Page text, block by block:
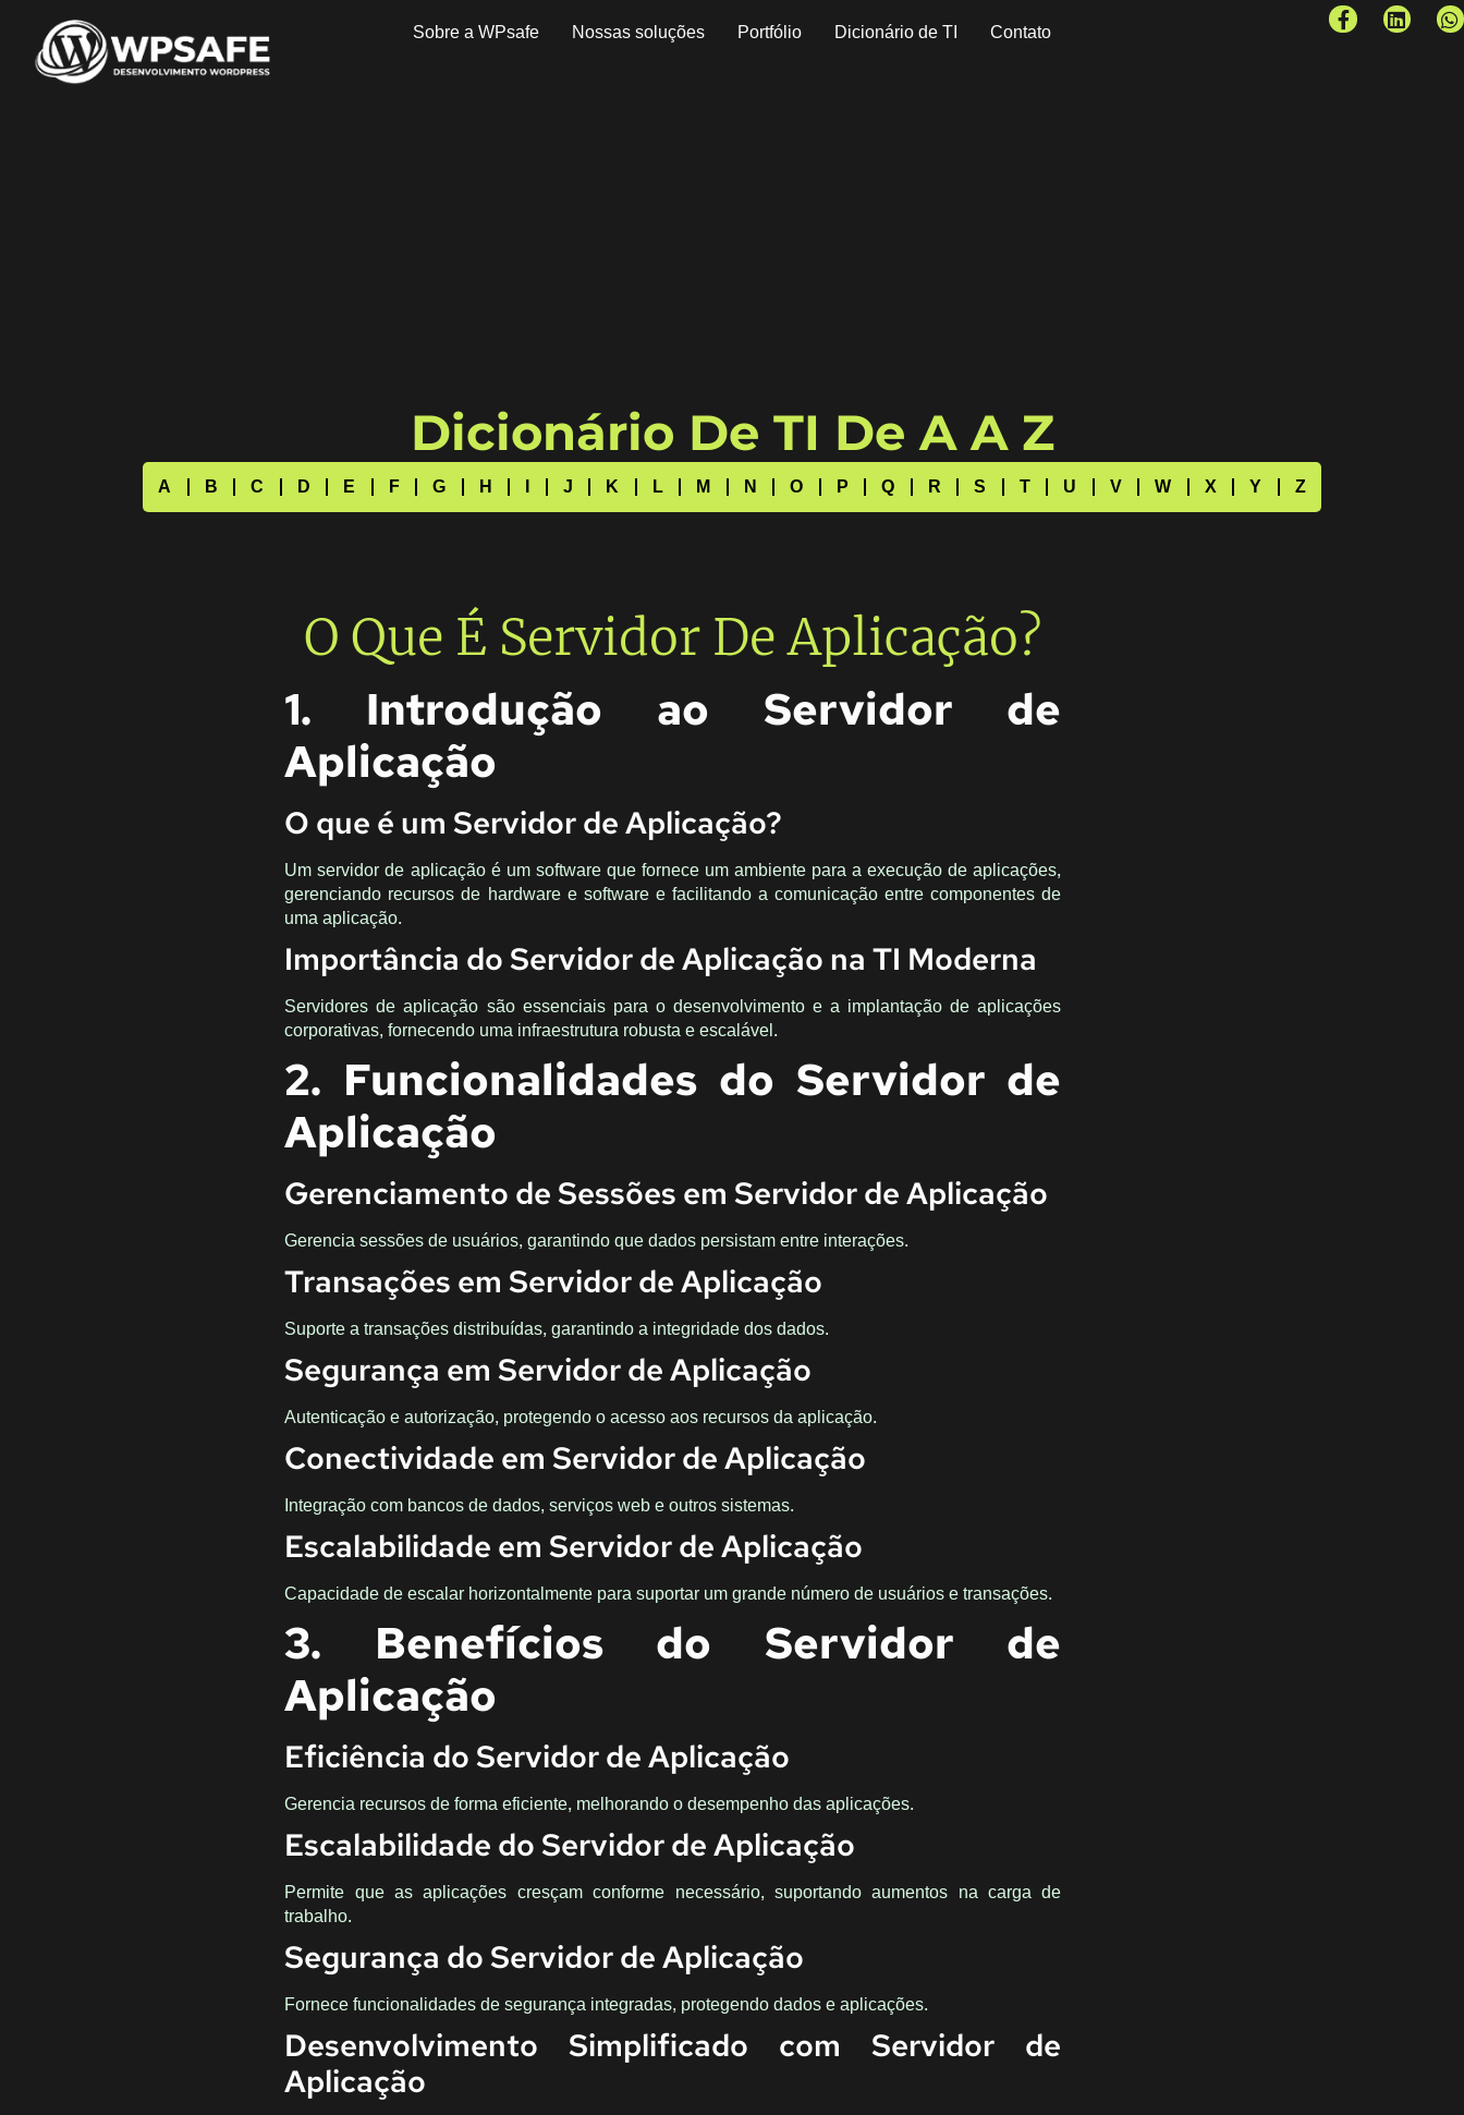
Sobre a WPsafe Nossas soluções Portfólio Dicionário de TI Contato
Dicionário De TI De A A Z
A B C D E F G H I J K L M N O P Q R S T U V W X Y Z
O Que É Servidor De Aplicação?
1. Introdução ao Servidor de
Aplicação
O que é um Servidor de Aplicação?
Um servidor de aplicação é um software que fornece um ambiente para a execução de aplicações,
gerenciando recursos de hardware e software e facilitando a comunicação entre componentes de
uma aplicação.
Importância do Servidor de Aplicação na TI Moderna
Servidores de aplicação são essenciais para o desenvolvimento e a implantação de aplicações
corporativas, fornecendo uma infraestrutura robusta e escalável.
2. Funcionalidades do Servidor de
Aplicação
Gerenciamento de Sessões em Servidor de Aplicação
Gerencia sessões de usuários, garantindo que dados persistam entre interações.
Transações em Servidor de Aplicação
Suporte a transações distribuídas, garantindo a integridade dos dados.
Segurança em Servidor de Aplicação
Autenticação e autorização, protegendo o acesso aos recursos da aplicação.
Conectividade em Servidor de Aplicação
Integração com bancos de dados, serviços web e outros sistemas.
Escalabilidade em Servidor de Aplicação
Capacidade de escalar horizontalmente para suportar um grande número de usuários e transações.
3. Benefícios do Servidor de
Aplicação
Eficiência do Servidor de Aplicação
Gerencia recursos de forma eficiente, melhorando o desempenho das aplicações.
Escalabilidade do Servidor de Aplicação
Permite que as aplicações cresçam conforme necessário, suportando aumentos na carga de
trabalho.
Segurança do Servidor de Aplicação
Fornece funcionalidades de segurança integradas, protegendo dados e aplicações.
Desenvolvimento Simplificado com Servidor de
Aplicação